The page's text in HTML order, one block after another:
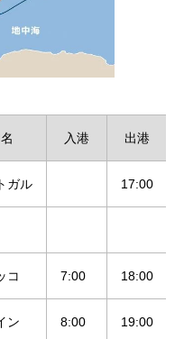
入港 出港
ガル 17:00
コ 7:00 18:00
ン 8:00 19:00